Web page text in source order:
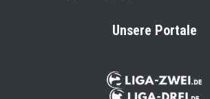
Unsere Portale